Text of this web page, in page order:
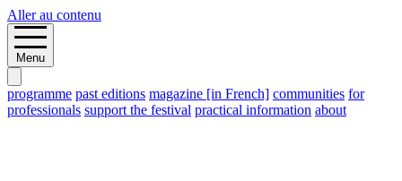
Aller au contenu
Menu
programme past editions magazine [in French] communities for
professionals support the festival practical information about